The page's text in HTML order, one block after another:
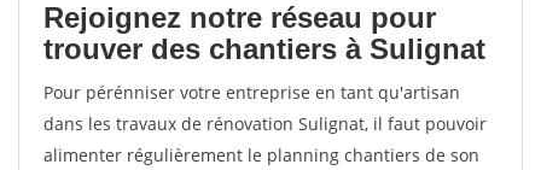
Rejoignez notre réseau pour
trouver des chantiers à Sulignat
Pour pérénniser votre entreprise en tant qu'artisan
dans les travaux de rénovation Sulignat, il faut pouvoir
alimenter régulièrement le planning chantiers de son